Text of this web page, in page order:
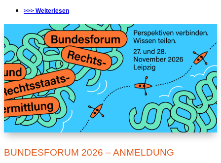
>>> Weiterlesen
BUNDESFORUM 2026 – ANMELDUNG